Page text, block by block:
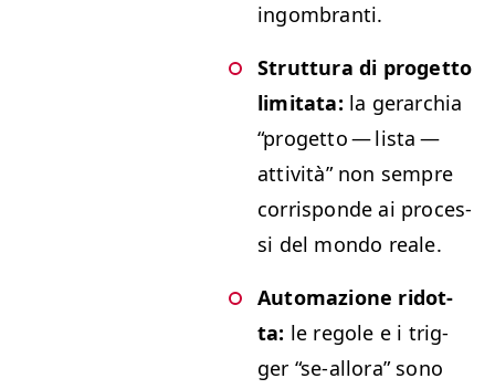
ingombranti.
Strut­tura di prog­et­to
lim­i­ta­ta: la ger­ar­chia
“prog­et­to — lista —
attiv­ità” non sem­pre
cor­risponde ai pro­ces­
si del mon­do reale.
Automazione ridot­
ta: le regole e i trig­
ger “se-allo­ra” sono